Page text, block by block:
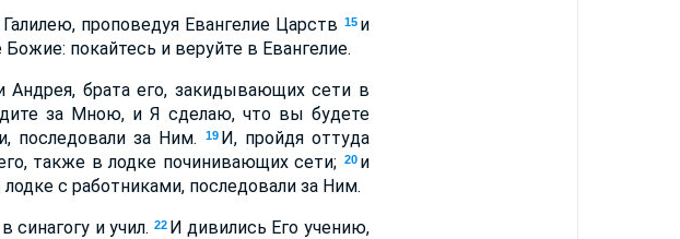
проповедуя Евангелие Царств 15 и
покайтесь и веруйте в Евангелие.
Андрея, брата его, закидывающих сети в
за Мною, и Я сделаю, что вы будете
последовали за Ним. 19 И, пройдя оттуда
также в лодке починивающих сети; 20 и
с работниками, последовали за Ним.
и учил. 22 И дивились Его учению,